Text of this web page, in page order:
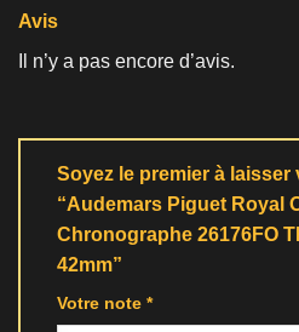
Avis
Il n’y a pas encore d’avis.
Soyez le premier à laisser
“Audemars Piguet Royal
Chronographe 26176FO
42mm”
Votre note *